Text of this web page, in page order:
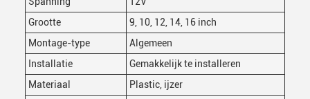
Grootte
9, 10, 12, 14, 16 inch
Montage-type
Algemeen
Installatie
Gemakkelijk te installeren
Materiaal
Plastic, ijzer